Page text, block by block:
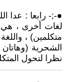
لغات أخرى ، هي :
متكلمين) ،
الشحرية
نظرا لتحول